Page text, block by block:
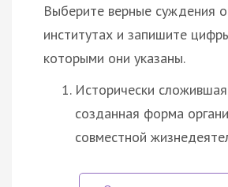
Выберите верные суждения
институтах и запишите
которыми они указаны.
Исторически
созданная форма
совместной